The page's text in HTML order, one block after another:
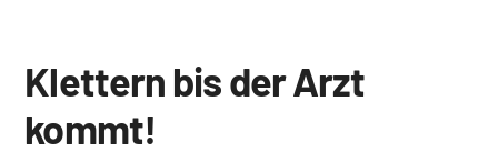
Klettern bis der Arzt
kommt!